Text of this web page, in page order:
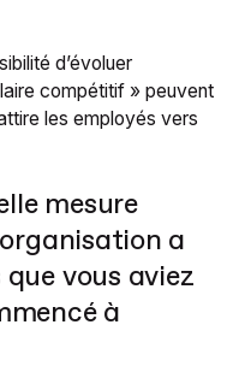
d’évoluer
compétitif » peuvent
les employés vers
mesure
a
vous aviez
à